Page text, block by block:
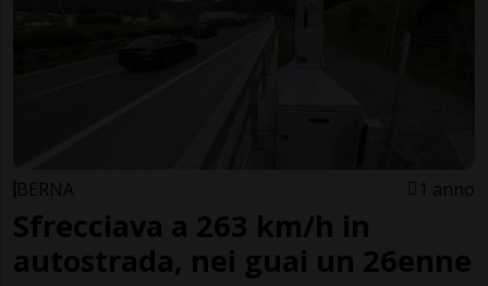
BERNA 1 anno
Sfrecciava a 263 km/h in
autostrada, nei guai un 26enne